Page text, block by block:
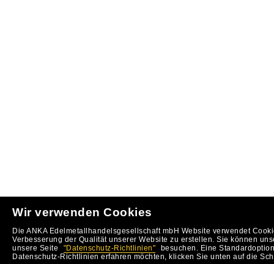
Wir verwenden Cookies
Die ANKA Edelmetallhandelsgesellschaft mbH Website verwendet
Verbesserung der Qualität unserer Website zu erstellen. Sie können
unsere Seite
"Datenschutz-Richtlinien"
besuchen. Eine
Datenschutz-Richtlinien erfahren möchten, klicken Sie unten auf die